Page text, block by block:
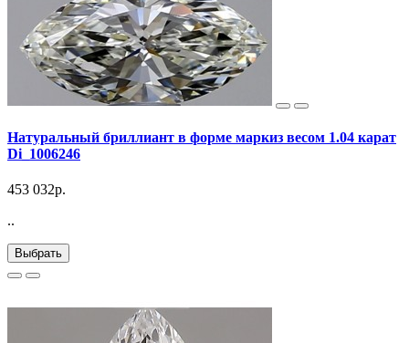
Натуральный бриллиант в форме маркиз весом 1.04 карат
Di_1006246
453 032р.
..
Выбрать